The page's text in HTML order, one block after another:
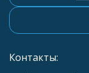
Контакты: